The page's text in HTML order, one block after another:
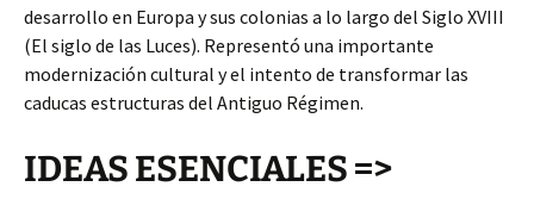
desarrollo en Europa y sus colonias a lo largo del Siglo XVIII
(El siglo de las Luces). Representó una importante
modernización cultural y el intento de transformar las
caducas estructuras del Antiguo Régimen.
IDEAS ESENCIALES =>